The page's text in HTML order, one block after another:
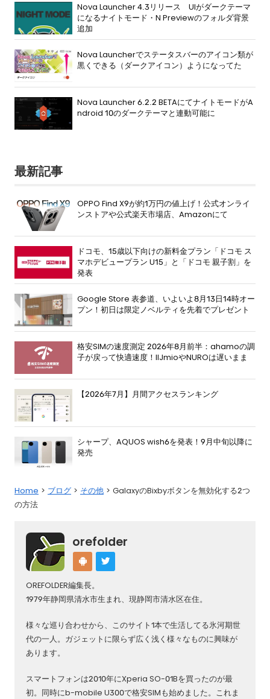
Nova Launcher 4.3リリース UIがダークテーマ
になるナイトモード・N Previewのフォルダ背景
追加
Nova Launcherでステータスバーのアイコン類が
黒くできる（ダークアイコン）ようになってた
Nova Launcher 6.2.2 BETAにてナイトモードがA
ndroid 10のダークテーマと連動可能に
最新記事
OPPO Find X9が約1万円の値上げ！公式オンライ
ンストアや公式楽天市場店、Amazonにて
ドコモ、15歳以下向けの新料金プラン「ドコモ ス
マホデビュープラン U15」と「ドコモ 親子割」を
発表
Google Store 表参道、いよいよ8月13日14時オー
プン！初日は限定ノベルティを先着でプレゼント
格安SIMの速度測定 2026年8月前半：ahamoの調
子が戻って快適速度！IIJmioやNUROは遅いまま
【2026年7月】月間アクセスランキング
シャープ、AQUOS wish6を発表！9月中旬以降に
発売
Home ブログ その他
GalaxyのBixbyボタンを無効化する2つ
の方法
orefolder
OREFOLDER編集長。
1979年静岡県清水市生まれ、現静岡市清水区在住。
様々な巡り合わせから、このサイト1本で生活してる氷河期世
代の一人。ガジェットに限らず広く浅く様々なものに興味が
あります。
スマートフォンは2010年にXperia SO-01Bを買ったのが最
初。同時にb-mobile U300で格安SIMも始めました。これま